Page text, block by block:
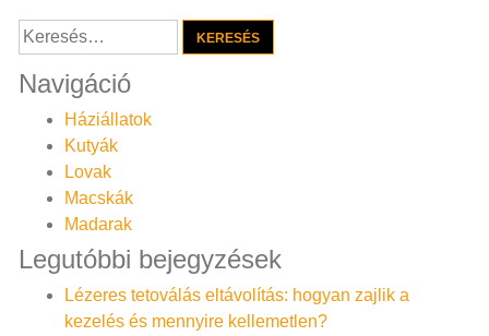
Keresés:
Navigáció
Háziállatok
Kutyák
Lovak
Macskák
Madarak
Legutóbbi bejegyzések
Lézeres tetoválás eltávolítás: hogyan zajlik a
kezelés és mennyire kellemetlen?